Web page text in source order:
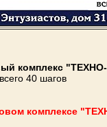
комплекс
40 шагов
комплексе